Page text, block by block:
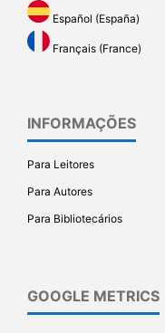
Español (España)
Français (France)
INFORMAÇÕES
Para Leitores
Para Autores
Para Bibliotecários
GOOGLE METRICS